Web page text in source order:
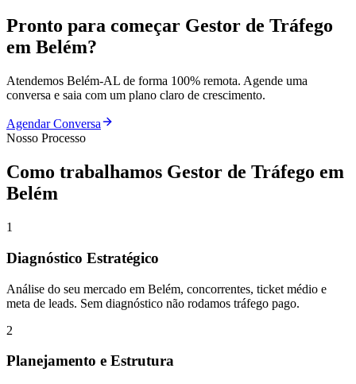
Pronto para começar Gestor de Tráfego
em Belém?
Atendemos Belém-AL de forma 100% remota. Agende uma
conversa e saia com um plano claro de crescimento.
Agendar Conversa
Nosso Processo
Como trabalhamos Gestor de Tráfego em
Belém
1
Diagnóstico Estratégico
Análise do seu mercado em Belém, concorrentes, ticket médio e
meta de leads. Sem diagnóstico não rodamos tráfego pago.
2
Planejamento e Estrutura